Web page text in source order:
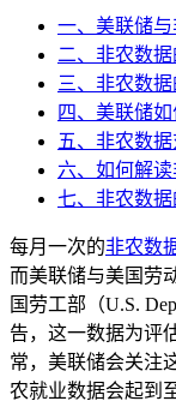
一、美联储
二、非农数
三、非农数
四、美联储
五、非农数
六、如何解
七、非农数
每月一次的非农数
而美联储与美国劳
国劳工部（U.S.
告，这一数据为评
常，美联储会关注
农就业数据会起到